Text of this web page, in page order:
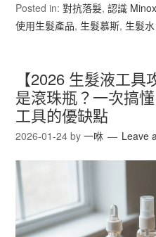
Posted in:對抗落髮,認識
使用生髮產品, 生髮慕斯, 生髮水
【2026 生髮液工
是滾珠瓶？一次搞
工具的優缺點
2026-01-24 by一咻 Leave